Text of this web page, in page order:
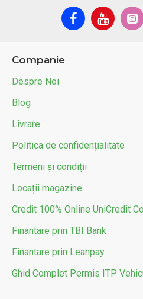
Companie
Despre Noi
Blog
Livrare
Politica de confidențialitate
Termeni și condiții
Locații magazine
Credit 100% Online UniCredit
Finantare prin TBI Bank
Finantare prin Leanpay
Ghid Complet Permis ITP